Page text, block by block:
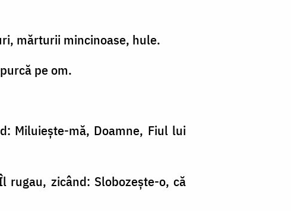
mărturii mincinoase, hule.
pe om.
Miluieşte-mă, Doamne, Fiul lui
zicând: Slobozeşte-o, că